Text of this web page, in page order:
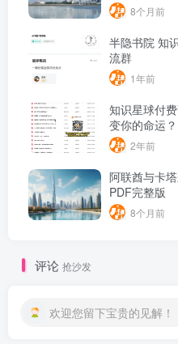
8个月前
半隐书院 知
流群
1年前
知识星球付
变你的命运？
2年前
阿联酋与卡
PDF完整版
8个月前
评论 抢沙发
欢迎您留下宝贵的见解！